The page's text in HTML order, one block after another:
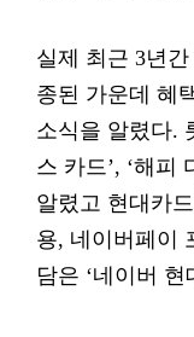
실제 최근 3년
종된 가운데 혜
소식을 알렸다.
스 카드’, ‘해피
알렸고 현대카
용, 네이버페이
담은 ‘네이버